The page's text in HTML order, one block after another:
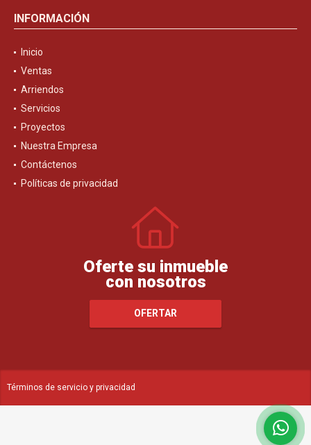
INFORMACIÓN
Inicio
Ventas
Arriendos
Servicios
Proyectos
Nuestra Empresa
Contáctenos
Políticas de privacidad
Oferte su inmueble
con nosotros
OFERTAR
Términos de servicio y privacidad